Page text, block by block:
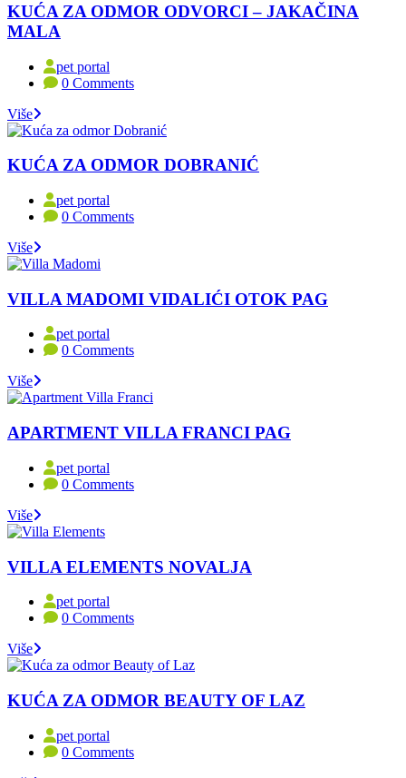
KUĆA ZA ODMOR ODVORCI – JAKAČINA
MALA
pet portal
0 Comments
Više
KUĆA ZA ODMOR DOBRANIĆ
pet portal
0 Comments
Više
VILLA MADOMI VIDALIĆI OTOK PAG
pet portal
0 Comments
Više
APARTMENT VILLA FRANCI PAG
pet portal
0 Comments
Više
VILLA ELEMENTS NOVALJA
pet portal
0 Comments
Više
KUĆA ZA ODMOR BEAUTY OF LAZ
pet portal
0 Comments